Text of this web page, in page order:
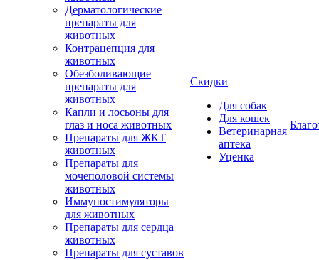
Дерматологические
препараты для
животных
Контрацепция для
животных
Обезболивающие
препараты для
животных
Капли и лосьоны для
глаз и носа животных
Препараты для ЖКТ
животных
Препараты для
мочеполовой системы
животных
Иммуностимуляторы
для животных
Препараты для сердца
животных
Препараты для суставов
Скидки
Для собак
Для кошек
Ветеринарная
аптека
Уценка